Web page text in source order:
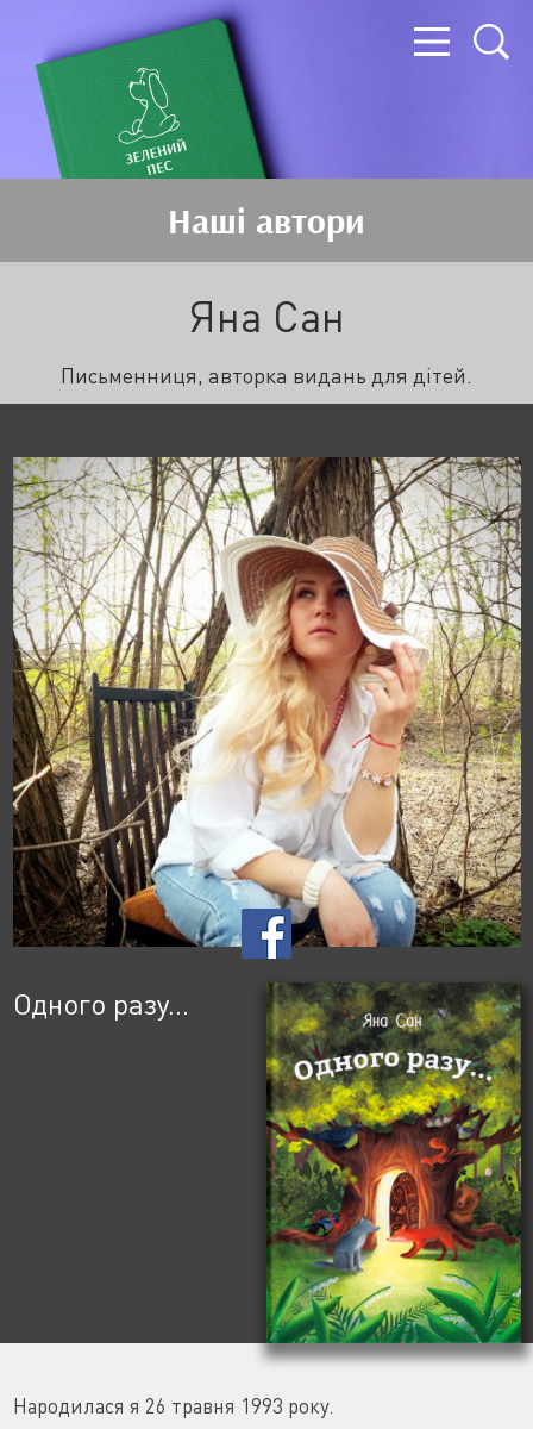
Наші автори
Яна Сан
Письменниця, авторка видань для дітей.
Одного разу…
Народилася я 26 травня 1993 року.